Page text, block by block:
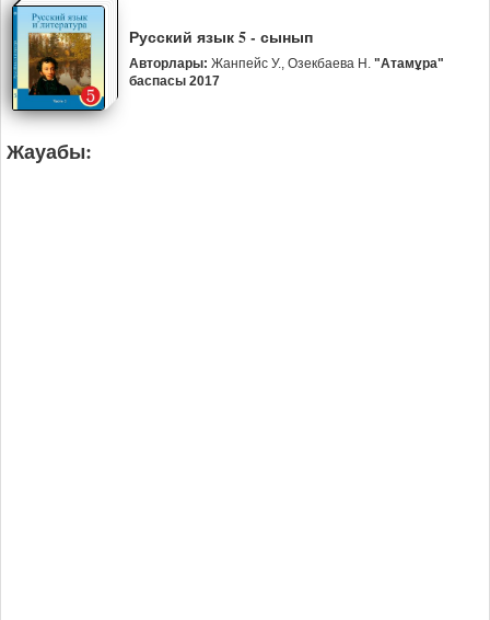
Русский язык 5 - сынып
Авторлары: Жанпейс У., Озекбаева Н. "Атамұра"
баспасы 2017
Жауабы: